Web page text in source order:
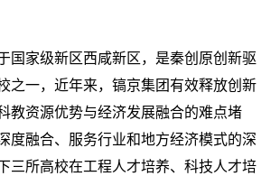
国家级新区西咸新区，是秦创原创新驱
之一，近年来，镐京集团有效释放创新
教资源优势与经济发展融合的难点堵
度融合、服务行业和地方经济模式的深
三所高校在工程人才培养、科技人才培